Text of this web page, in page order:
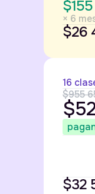
× 6
$26
16
$955
$32